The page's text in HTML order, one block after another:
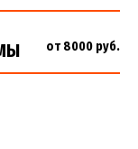
от 8000 руб.